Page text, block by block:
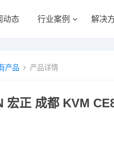
动态 行业案例 解决
产品 产品详情
宏正 成都 KVM